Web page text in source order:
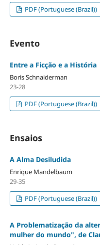
PDF (Portuguese (Brazil))
Evento
Entre a Ficção e a História
Boris Schnaiderman
23-28
PDF (Portuguese (Brazil))
Ensaios
A Alma Desiludida
Enrique Mandelbaum
29-35
PDF (Portuguese (Brazil))
A Problematização da
mulher do mundo", de